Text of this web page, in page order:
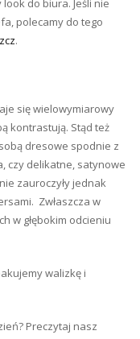
do biura. Jeśli nie
polecamy do tego
.
się wielowymiarowy
kontrastują. Stąd też
dresowe spodnie z
czy delikatne, satynowe
zauroczyły jednak
Zwłaszcza w
w głębokim odcieniu
walizkę i
Preczytaj nasz